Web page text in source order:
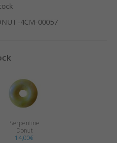
4CM-00057
Serpentine
Donut
14,00€